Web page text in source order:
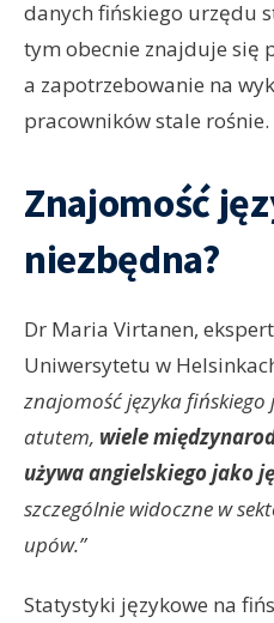
danych fińskiego urzędu
tym obecnie znajduje się
a zapotrzebowanie na
pracowników stale rośnie.
Znajomość
niezbędna?
Dr Maria Virtanen,
Uniwersytetu w
znajomość języka
atutem, wiele
używa angielskiego jako
szczególnie widoczne w
upów.”
Statystyki językowe na